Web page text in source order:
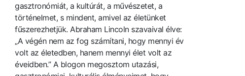
gasztronómiát, a kultúrát, a művészetet, a
történelmet, s mindent, amivel az életünket
fűszerezhetjük. Abraham Lincoln szavaival élve:
„A végén nem az fog számítani, hogy mennyi év
volt az életedben, hanem mennyi élet volt az
éveidben.” A blogon megosztom utazási,